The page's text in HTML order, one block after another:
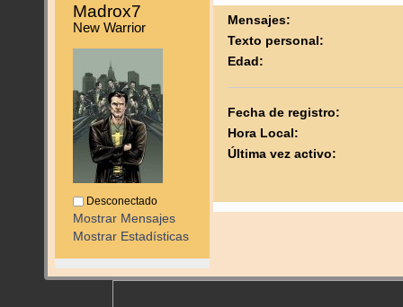
Madrox7
New Warrior
Desconectado
Mostrar Mensajes
Mostrar Estadísticas
Mensajes:
Texto personal:
Edad:
Fecha de registro:
Hora Local:
Última vez activo: